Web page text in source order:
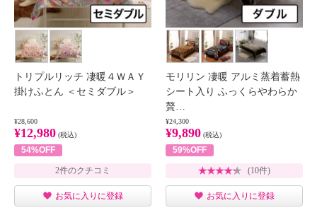
トリプルリッチ 凄暖４ＷＡＹ
掛けふとん ＜セミダブル＞
¥28,600
¥12,980 (税込)
54%OFF
2件のクチコミ
お気に入りに登録
モリリン 凄暖 アルミ蒸着蓄熱
シート入り ふっくらやわらか
贅…
¥24,300
¥9,890 (税込)
59%OFF
(10件)
お気に入りに登録